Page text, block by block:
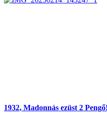
1932, Madonnás ezüst 2 Pengő!